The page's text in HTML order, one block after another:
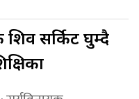
शिव सर्किट घुम्दै